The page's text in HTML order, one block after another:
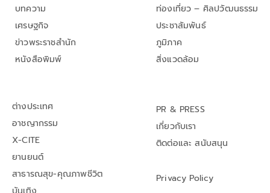
บทความ
เศรษฐกิจ
ข่าวพระราชสำนัก
หนังสือพิมพ์
ท่องเที่ยว – ศิลปวัฒนธรรม
ประชาสัมพันธ์
ภูมิภาค
สิ่งแวดล้อม
ต่างประเทศ
อาชญากรรม
X-CITE
ยานยนต์
สาธารณสุข-คุณภาพชีวิต
PR & PRESS
เกี่ยวกับเรา
ติดต่อและ สนับสนุน
Privacy Policy